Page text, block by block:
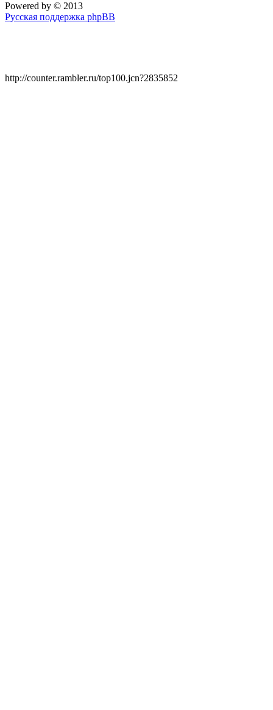
Powered by © 2013
Русская поддержка phpBB
http://counter.rambler.ru/top100.jcn?2835852